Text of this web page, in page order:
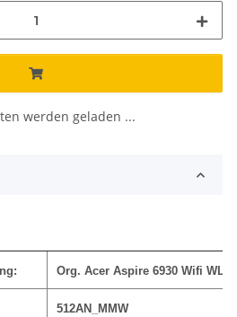
werden geladen ...
Org. Acer Aspire 6930 Wifi
512AN_MMW